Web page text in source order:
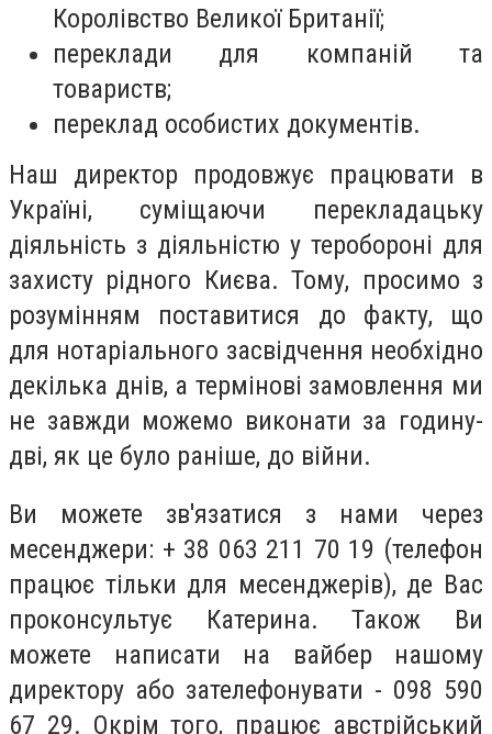
Королівство Великої Британії;
переклади для компаній та
товариств;
переклад особистих документів.
Наш директор продовжує працювати в
Україні, суміщаючи перекладацьку
діяльність з діяльністю у теробороні для
захисту рідного Києва. Тому, просимо з
розумінням поставитися до факту, що
для нотаріального засвідчення необхідно
декілька днів, а термінові замовлення ми
не завжди можемо виконати за годину-
дві, як це було раніше, до війни.
Ви можете зв'язатися з нами через
месенджери: + 38 063 211 70 19 (телефон
працює тільки для месенджерів), де Вас
проконсультує Катерина. Також Ви
можете написати на вайбер нашому
директору або зателефонувати - 098 590
67 29. Окрім того, працює австрійський